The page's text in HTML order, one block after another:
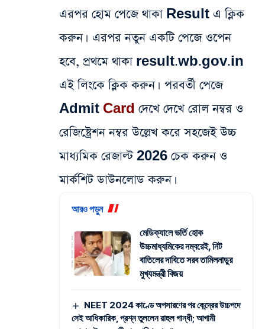
এরপর হোম পেজে থাকা Result এ ক্লিক
করুন। এরপর নতুন একটি পেজে ওপেন
হবে, প্রথমে থাকা result.wb.gov.in
এই লিংকে ক্লিক করুন। পরবর্তী পেজে
Admit Card দেখে দেখে রোল নম্বর ও
রেজিষ্ট্রেশন নম্বর উল্লেখ করে সহজেই উচ্চ
মাধ্যমিক রেজাল্ট 2026 চেক করুন ও
মার্কশিট ডাউনলোড করুন।
আরও পড়ুন
মেডিক্যালে ভর্তি হোক
উচ্চমাধ্যমিকের নম্বরেই, নিট
বাতিলের দাবিতে সরব তামিলনাড়ুর
মুখ্যমন্ত্রী বিজয়
NEET 2024 কাণ্ডে অপসারণের পর কেন্দ্রের উচ্চপদে
সেই আধিকারিক, প্রশ্ন তুললেন রাহুল গান্ধী; আগামী